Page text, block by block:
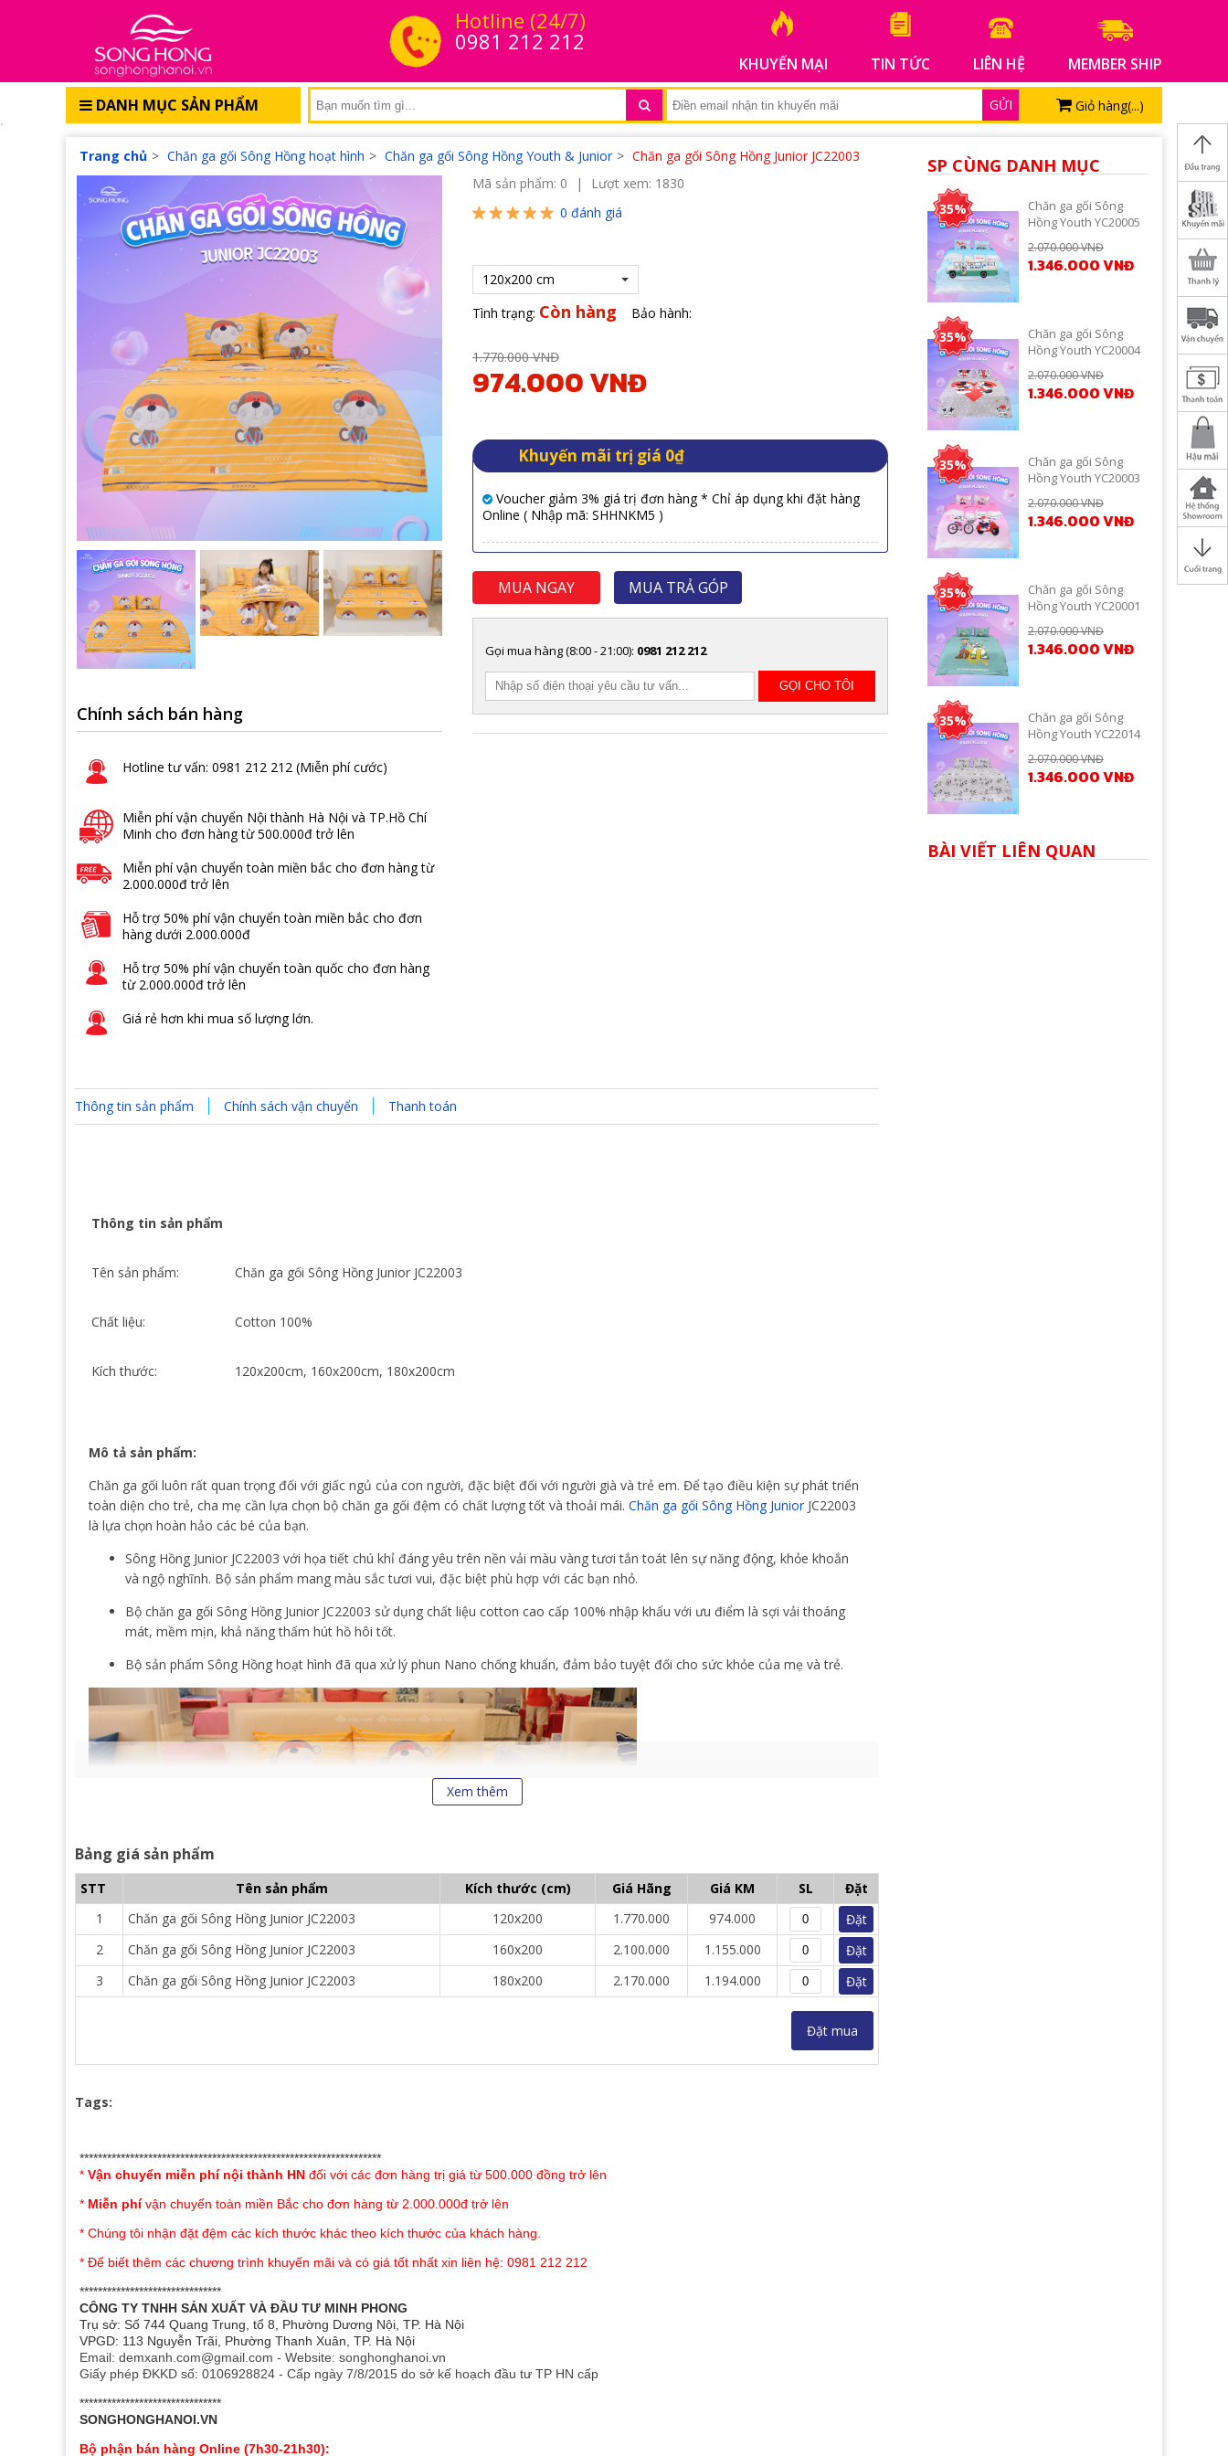
Hotline (24/7)
0981 212 212
KHUYẾN MẠI TIN TỨC LIÊN HỆ MEMBER SHIP
DANH MỤC SẢN PHẨM GỬI Giỏ hàng(...)
Trang chủ > Chăn ga gối Sông Hồng hoạt hình > Chăn ga gối Sông Hồng Youth & Junior > Chăn ga gối Sông Hồng Junior JC22003
Chính sách bán hàng
Hotline tư vấn: 0981 212 212 (Miễn phí cước)
Miễn phí vận chuyển Nội thành Hà Nội và TP.Hồ Chí
Minh cho đơn hàng từ 500.000đ trở lên
Miễn phí vận chuyển toàn miền bắc cho đơn hàng từ
2.000.000đ trở lên
Hỗ trợ 50% phí vận chuyển toàn miền bắc cho đơn
hàng dưới 2.000.000đ
Hỗ trợ 50% phí vận chuyển toàn quốc cho đơn hàng
từ 2.000.000đ trở lên
Giá rẻ hơn khi mua số lượng lớn.
Mã sản phẩm: 0 |
Lượt xem: 1830
0 đánh giá
120x200 cm
Tình trạng: Còn hàng Bảo hành:
1.770.000 VNĐ
974.000 VNĐ
Khuyến mãi trị giá 0₫
Voucher giảm 3% giá trị đơn hàng * Chỉ áp dụng khi đặt hàng
Online ( Nhập mã: SHHNKM5 )
MUA NGAY MUA TRẢ GÓP
Gọi mua hàng (8:00 - 21:00): 0981 212 212
Thông tin sản phẩm Chính sách vận chuyển Thanh toán
Thông tin sản phẩm
Tên sản phẩm: Chăn ga gối Sông Hồng Junior JC22003
Chất liệu: Cotton 100%
Kích thước: 120x200cm, 160x200cm, 180x200cm
Mô tả sản phẩm:
Chăn ga gối luôn rất quan trọng đối với giấc ngủ của con người, đặc biệt đối với người già và trẻ em. Để tạo điều kiện sự phát triển
toàn diện cho trẻ, cha mẹ cần lựa chọn bộ chăn ga gối đệm có chất lượng tốt và thoải mái. Chăn ga gối Sông Hồng JuniorJC22003
là lựa chọn hoàn hảo các bé của bạn.
Sông Hồng Junior JC22003 với họa tiết chú khỉ đáng yêu trên nền vải màu vàng tươi tắn toát lên sự năng động, khỏe khoắn
và ngộ nghĩnh. Bộ sản phẩm mang màu sắc tươi vui, đặc biệt phù hợp với các bạn nhỏ.
Bộ chăn ga gối Sông Hồng Junior JC22003 sử dụng chất liệu cotton cao cấp 100% nhập khẩu với ưu điểm là sợi vải thoáng
mát, mềm mịn, khả năng thấm hút hồ hôi tốt.
Bộ sản phẩm Sông Hồng hoạt hình đã qua xử lý phun Nano chống khuẩn, đảm bảo tuyệt đối cho sức khỏe của mẹ và trẻ.
Toàn cảnh hình ảnh thực tế bộ chăn ga gối Sông Hồng Junior JC22003
Kích thước đa dạng, đáp ứng mọi nhu cầu của khách hàng
Kết cấu sản phẩm chăn ga gối Sông Hồng Junior JC22003:
KẾT CẤU BỘ GA CHUN (GA BỌC) - VẢI COTTON
Kết cấu / Kích
thước
120x200 (cm) 160 x 200 (cm)
Vỏ gối đơn 01 cái - 47x67(cm)
Xem thêm
Bảng giá sản phẩm
STT Tên sản phẩm Kích thước (cm) Giá Hãng Giá KM SL
Đặt
1
Chăn ga gối Sông Hồng Junior JC22003 120x200 1.770.000 974.000
Đặt
2
Chăn ga gối Sông Hồng Junior JC22003 160x200 2.100.000 1.155.000
Đặt
3
Chăn ga gối Sông Hồng Junior JC22003 180x200 2.170.000 1.194.000 Đặt
Đặt mua
Tags:
******************************************************************
* Vận chuyển miễn phí nội thành HN đối với các đơn hàng trị giá từ 500.000 đồng trở lên
* Miễn phívận chuyển toàn miền Bắc cho đơn hàng từ 2.000.000đ trở lên
* Chúng tôi nhận đặt đệm các kích thước khác theo kích thước của khách hàng.
* Để biết thêm các chương trình khuyến mãi và có giá tốt nhất xin liên hệ: 0981 212 212
*******************************
CÔNG TY TNHH SẢN XUẤT VÀ ĐẦU TƯ MINH PHONG
Trụ sở: Số 744 Quang Trung, tổ 8, Phường Dương Nội, TP. Hà Nội
VPGD: 113 Nguyễn Trãi, Phường Thanh Xuân, TP. Hà Nội
Email: demxanh.com@gmail.com - Website: songhonghanoi.vn
Giấy phép ĐKKD số: 0106928824 - Cấp ngày 7/8/2015 do sở kế hoạch đầu tư TP HN cấp
*******************************
SONGHONGHANOI.VN
Bộ phận bán hàng Online (7h30-21h30):
SP CÙNG DANH MỤC
35%
Chăn ga gối Sông
Hồng Youth YC20005
2.070.000 VNĐ
1.346.000 VNĐ
35%
Chăn ga gối Sông
Hồng Youth YC20004
2.070.000 VNĐ
1.346.000 VNĐ
35%
Chăn ga gối Sông
Hồng Youth YC20003
2.070.000 VNĐ
1.346.000 VNĐ
35%
Chăn ga gối Sông
Hồng Youth YC20001
2.070.000 VNĐ
1.346.000 VNĐ
35%
Chăn ga gối Sông
Hồng Youth YC22014
2.070.000 VNĐ
1.346.000 VNĐ
BÀI VIẾT LIÊN QUAN